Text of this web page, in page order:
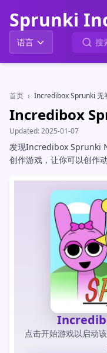
Sprunki
语言
首页 › Incredibox Sprunki 无
Incredibox
Updated:2025-01-07
发现Incredibox Sprunki
创作游戏，让你可以创作
点击开始游戏以启动